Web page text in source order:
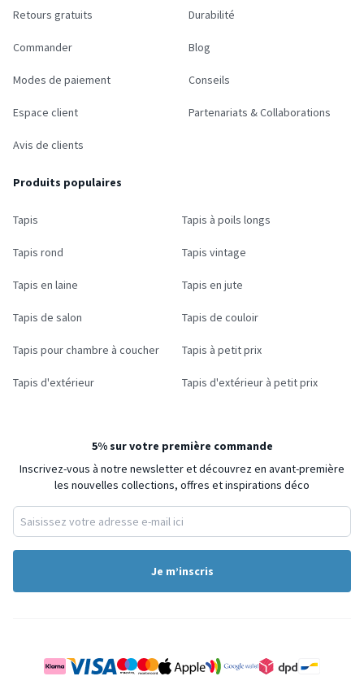
Retours gratuits
Commander
Modes de paiement
Espace client
Avis de clients
Durabilité
Blog
Conseils
Partenariats & Collaborations
Produits populaires
Tapis Tapis à poils longs
Tapis rond Tapis vintage
Tapis en laine Tapis en jute
Tapis de salon Tapis de couloir
Tapis pour chambre à coucher Tapis à petit prix
Tapis d'extérieur Tapis d'extérieur à petit prix
5% sur votre première commande
Inscrivez-vous à notre newsletter et découvrez en avant-première
les nouvelles collections, offres et inspirations déco
Je m’inscris